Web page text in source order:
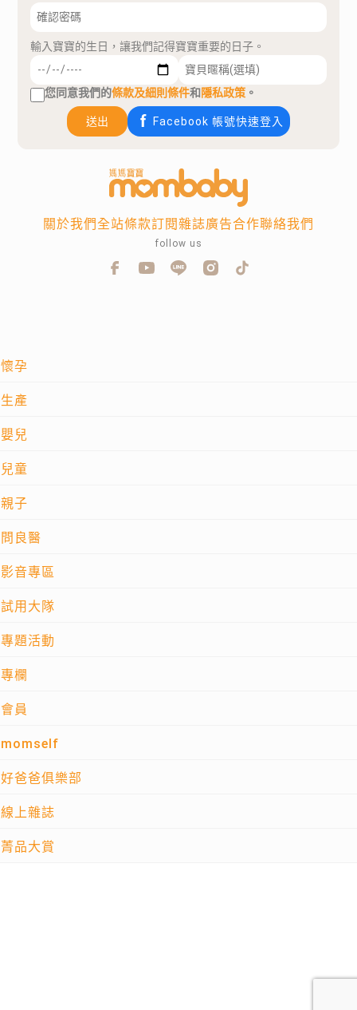
輸入寶寶的生日，讓我們記得寶寶重要的日子。
您同意我們的條款及細則條件和隱私政策 。
送出 Facebook 帳號快速登入
懷孕
生產
嬰兒
兒童
親子
問良醫
影音專區
試用大隊
專題活動
專欄
會員
momself
好爸爸俱樂部
線上雜誌
菁品大賞
關於我們全站條款訂閱雜誌廣告合作聯絡我們
follow us